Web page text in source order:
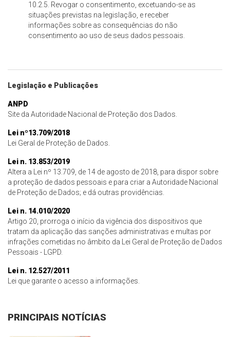
10.2.5. Revogar o consentimento, excetuando-se as
situações previstas na legislação, e receber
informações sobre as consequências do não
consentimento ao uso de seus dados pessoais.
Legislação e Publicações
ANPD
Site da Autoridade Nacional de Proteção dos Dados.
Lei nº13.709/2018
Lei Geral de Proteção de Dados.
Lei n. 13.853/2019
Altera a Lei nº 13.709, de 14 de agosto de 2018, para dispor sobre
a proteção de dados pessoais e para criar a Autoridade Nacional
de Proteção de Dados; e dá outras providências.
Lei n. 14.010/2020
Artigo 20, prorroga o início da vigência dos dispositivos que
tratam da aplicação das sanções administrativas e multas por
infrações cometidas no âmbito da Lei Geral de Proteção de Dados
Pessoais - LGPD.
Lei n. 12.527/2011
Lei que garante o acesso a informações.
PRINCIPAIS NOTÍCIAS